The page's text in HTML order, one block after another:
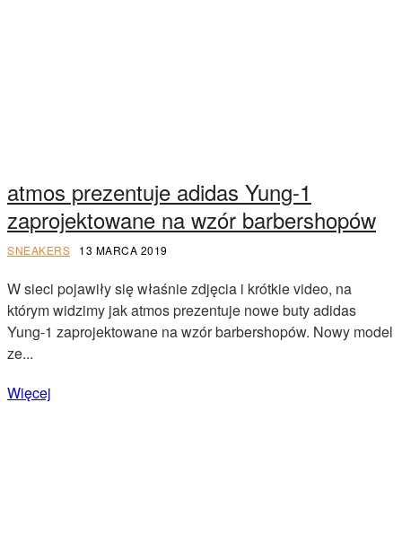
atmos prezentuje adidas Yung-1
zaprojektowane na wzór barbershopów
SNEAKERS 13 MARCA 2019
W sieci pojawiły się właśnie zdjęcia i krótkie video, na
którym widzimy jak atmos prezentuje nowe buty adidas
Yung-1 zaprojektowane na wzór barbershopów. Nowy model
ze...
Więcej